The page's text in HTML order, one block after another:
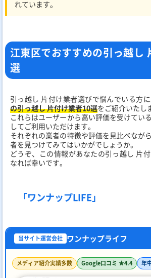
れています。
江東区でおすすめの引っ越し
選
引っ越し 片付け業者選びで悩んでいる方に
の引っ越し 片付け業者10選をご紹介いたし
これらはユーザーから高い評価を受けてい
してご利用いただけます。
それぞれの業者の特徴や評価を見比べなが
者を見つけてみてはいかがでしょうか。
どうぞ、この情報があなたの引っ越し 片
なれば幸いです。
「ワンナップLIFE」
当サイト運営会社 ワンナップライフ
メディア紹介実績多数 Google口コミ ★4.4 年